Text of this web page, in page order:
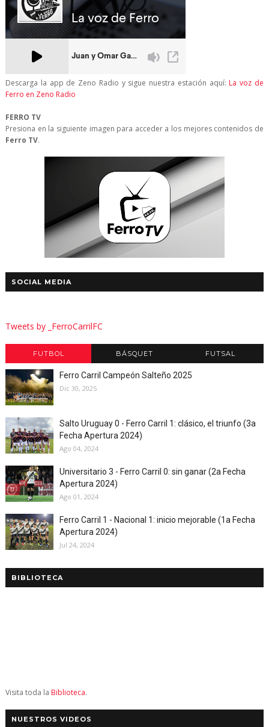
Descarga la app de Zeno Radio y sigue nuestra estación aquí: La voz de
Ferro en Zeno Radio
FERRO TV
Presiona en la siguiente imagen para acceder a los mejores contenidos de
Ferro TV.
SOCIAL MEDIA
Tweets by _FerroCarrilFC
FUTBOL BÁSQUET FUTSAL
Ferro Carril Campeón Salteño 2025
Dic 30, 2025
Salto Uruguay 0 - Ferro Carril 1: clásico, el triunfo (3a
Fecha Apertura 2024)
Ago 04, 2024
Universitario 3 - Ferro Carril 0: sin ganar (2a Fecha
Apertura 2024)
Ago 01, 2024
Ferro Carril 1 - Nacional 1: inicio mejorable (1a Fecha
Apertura 2024)
Jul 24, 2024
BIBLIOTECA
Visita toda la Biblioteca.
NUESTROS VIDEOS